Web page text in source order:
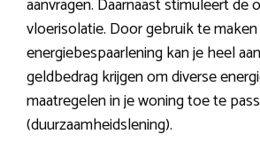
aanvragen. Daarnaast stimuleert de
vloerisolatie. Door gebruik te
energiebespaarlening kan je heel
geldbedrag krijgen om diverse
maatregelen in je woning toe te
(duurzaamheidslening).